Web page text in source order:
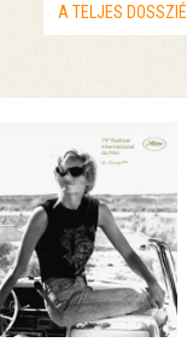
A TELJES DOSSZIÉ